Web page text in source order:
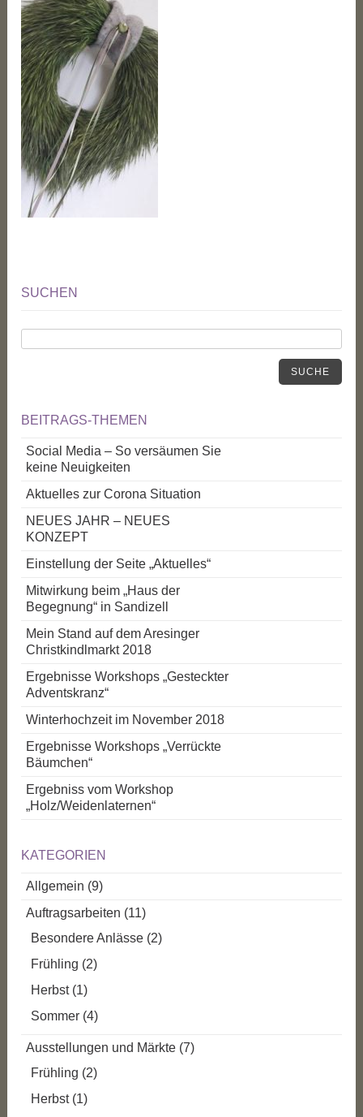
SUCHEN
SUCHE
BEITRAGS-THEMEN
Social Media – So versäumen Sie
keine Neuigkeiten
Aktuelles zur Corona Situation
NEUES JAHR – NEUES
KONZEPT
Einstellung der Seite „Aktuelles“
Mitwirkung beim „Haus der
Begegnung“ in Sandizell
Mein Stand auf dem Aresinger
Christkindlmarkt 2018
Ergebnisse Workshops „Gesteckter
Adventskranz“
Winterhochzeit im November 2018
Ergebnisse Workshops „Verrückte
Bäumchen“
Ergebniss vom Workshop
„Holz/Weidenlaternen“
KATEGORIEN
Allgemein (9)
Auftragsarbeiten (11)
Besondere Anlässe (2)
Frühling (2)
Herbst(1)
Sommer (4)
Ausstellungen und Märkte (7)
Frühling (2)
Herbst(1)